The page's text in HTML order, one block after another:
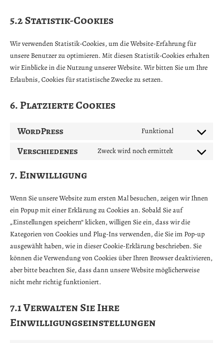
5.2 Statistik-Cookies
Wir verwenden Statistik-Cookies, um die Website-Erfahrung für
unsere Benutzer zu optimieren. Mit diesen Statistik-Cookies erhalten
wir Einblicke in die Nutzung unserer Website. Wir bitten Sie um Ihre
Erlaubnis, Cookies für statistische Zwecke zu setzen.
6. Platzierte Cookies
WordPress Funktional
Consent
Verschiedenes Zweck wird noch ermittelt
Consent
7. Einwilligung
Wenn Sie unsere Website zum ersten Mal besuchen, zeigen wir Ihnen
ein Popup mit einer Erklärung zu Cookies an. Sobald Sie auf
„Einstellungen speichern“ klicken, willigen Sie ein, dass wir die
Kategorien von Cookies und Plug-Ins verwenden, die Sie im Pop-up
ausgewählt haben, wie in dieser Cookie-Erklärung beschrieben. Sie
können die Verwendung von Cookies über Ihren Browser deaktivieren,
aber bitte beachten Sie, dass dann unsere Website möglicherweise
nicht mehr richtig funktioniert.
7.1 Verwalten Sie Ihre
Einwilligungseinstellungen